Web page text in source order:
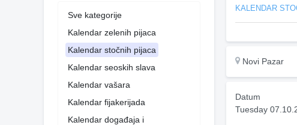
Sve kategorije
Kalendar zelenih pijaca
Kalendar stočnih pijaca
Kalendar seoskih slava
Kalendar vašara
Kalendar fijakerijada
Kalendar događaja i
KALENDAR
Novi Pazar
Datum
Tuesday